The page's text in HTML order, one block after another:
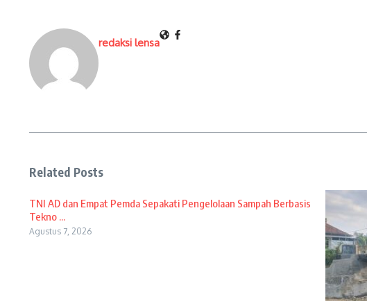
redaksi lensa
Related Posts
TNI AD dan Empat Pemda Sepakati Pengelolaan Sampah Berbasis
Tekno ...
Agustus 7, 2026